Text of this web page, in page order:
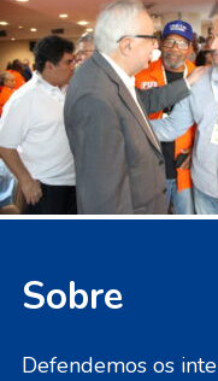
Sobre
Defendemos os